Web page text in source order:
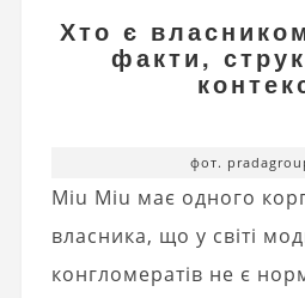
Хто є
факти,
фот.
Miu Miu має одного
власника, що у світі
конгломератів не є